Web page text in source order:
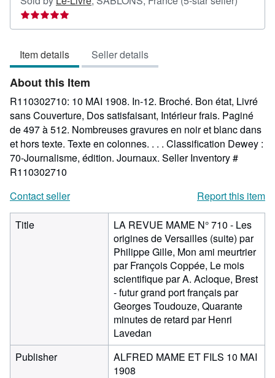
5
Item details Seller details
About this Item
R110302710: 10 MAI 1908. In-12. Broché. Bon état, Livré
sans Couverture, Dos satisfaisant, Intérieur frais. Paginé
de 497 à 512. Nombreuses gravures en noir et blanc dans
et hors texte. Texte en colonnes. . . . Classification Dewey :
70-Journalisme, édition. Journaux. Seller Inventory #
R110302710
Contact seller
Report this item
Title
LA REVUE MAME N° 710 - Les
origines de Versailles (suite) par
Philippe Gille, Mon ami meurtrier
par François Coppée, Le mois
scientifique par A. Acloque, Brest
- futur grand port français par
Georges Toudouze, Quarante
minutes de retard par Henri
Lavedan
Publisher
ALFRED MAME ET FILS 10 MAI
1908